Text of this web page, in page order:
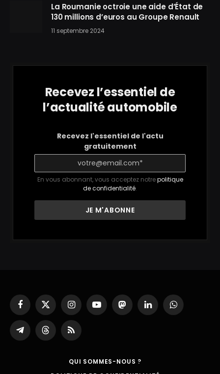
La Roumanie octroie une aide d’État de
130 millions d’euros au Groupe Renault
11 septembre 2024
Recevez l’essentiel de
l’actualité automobile
Recevez l'essentiel de l'actu
gratuitement
En vous abonnant, vous acceptez notrepolitique
de confidentialité.
Facebook
X
(Twitter)
InstagramYouTubeMastodonLinkedInWhatsApp
Partager
sur
ThreadsRSS
QUI SOMMES-NOUS ?